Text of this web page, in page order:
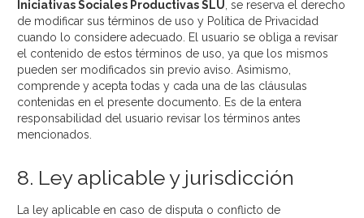
Iniciativas Sociales Productivas SLU , se reserva el derecho
de modificar sus términos de uso y Política de Privacidad
cuando lo considere adecuado. El usuario se obliga a revisar
el contenido de estos términos de uso, ya que los mismos
pueden ser modificados sin previo aviso. Asimismo,
comprende y acepta todas y cada una de las cláusulas
contenidas en el presente documento. Es de la entera
responsabilidad del usuario revisar los términos antes
mencionados.
8. Ley aplicable y jurisdicción
La ley aplicable en caso de disputa o conflicto de